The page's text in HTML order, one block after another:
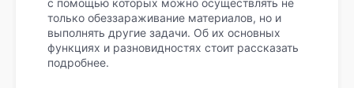
с помощью которых можно осуществлять не
только обеззараживание материалов, но и
выполнять другие задачи. Об их основных
функциях и разновидностях стоит рассказать
подробнее.